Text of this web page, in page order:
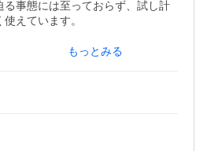
る事態には至っておらず、試し計
えています。
、正常値を確認するだけでも心
し、お守りぐらいの気持ちで購入
在になってくれました。お値段
した。
もっとみる